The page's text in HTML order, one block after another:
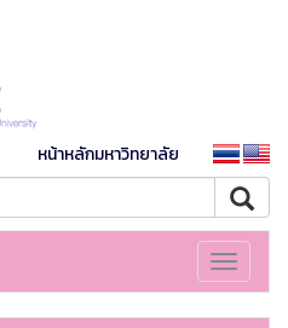
หน้าหลักมหาวิทยาลัย
Toggle